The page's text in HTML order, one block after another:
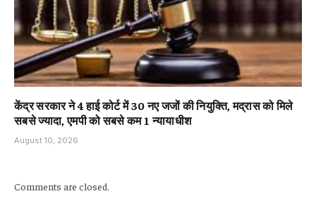
केंद्र सरकार ने 4 हाई कोर्ट में 30 नए जजों की नियुक्ति, मद्रास को मिले
सबसे ज्यादा, एमपी को सबसे कम 1 न्यायाधीश
August 10, 2026
Comments are closed.